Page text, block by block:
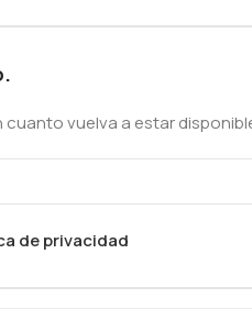
vuelva a estar
de privacidad